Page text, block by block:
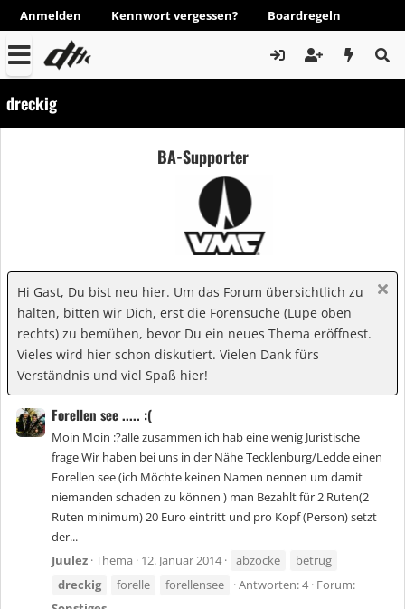
Anmelden Kennwort vergessen? Boardregeln
dreckig
BA-Supporter
Hi Gast, Du bist neu hier. Um das Forum übersichtlich zu
halten, bitten wir Dich, erst die Forensuche (Lupe oben
rechts) zu bemühen, bevor Du ein neues Thema eröffnest.
Vieles wird hier schon diskutiert. Vielen Dank fürs
Verständnis und viel Spaß hier!
Forellen see ..... :(
Moin Moin :?alle zusammen ich hab eine wenig Juristische
frage Wir haben bei uns in der Nähe Tecklenburg/Ledde einen
Forellen see (ich Möchte keinen Namen nennen um damit
niemanden schaden zu können ) man Bezahlt für 2 Ruten(2
Ruten minimum) 20 Euro eintritt und pro Kopf (Person) setzt
der...
Juulez Thema 12. Januar 2014 abzocke
betrug
dreckig
forelle forellensee Antworten: 4 Forum: